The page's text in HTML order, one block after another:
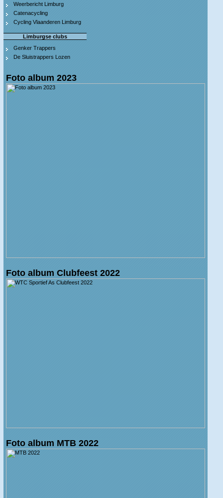
Weerbericht Limburg
Catenacycling
Cycling Vlaanderen Limburg
Limburgse clubs
Genker Trappers
De Sluistrappers Lozen
Foto album 2023
Foto album Clubfeest 2022
Foto album MTB 2022